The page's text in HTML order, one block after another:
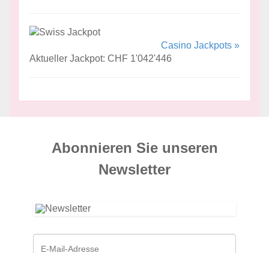
Casino Jackpots »
Aktueller Jackpot: CHF 1'042'446
Abonnieren Sie unseren
News­letter